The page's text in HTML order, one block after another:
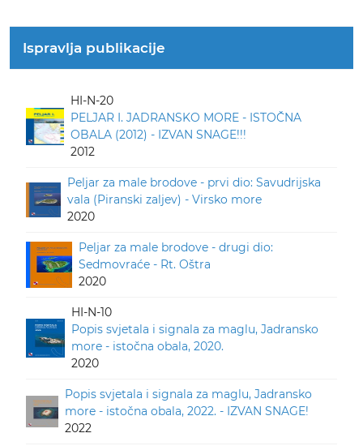
Ispravlja publikacije
HI-N-20
PELJAR I. JADRANSKO MORE - ISTOČNA
OBALA (2012) - IZVAN SNAGE!!!
2012
Peljar za male brodove - prvi dio: Savudrijska
vala (Piranski zaljev) - Virsko more
2020
Peljar za male brodove - drugi dio:
Sedmovraće - Rt. Oštra
2020
HI-N-10
Popis svjetala i signala za maglu, Jadransko
more - istočna obala, 2020.
2020
Popis svjetala i signala za maglu, Jadransko
more - istočna obala, 2022. - IZVAN SNAGE!
2022